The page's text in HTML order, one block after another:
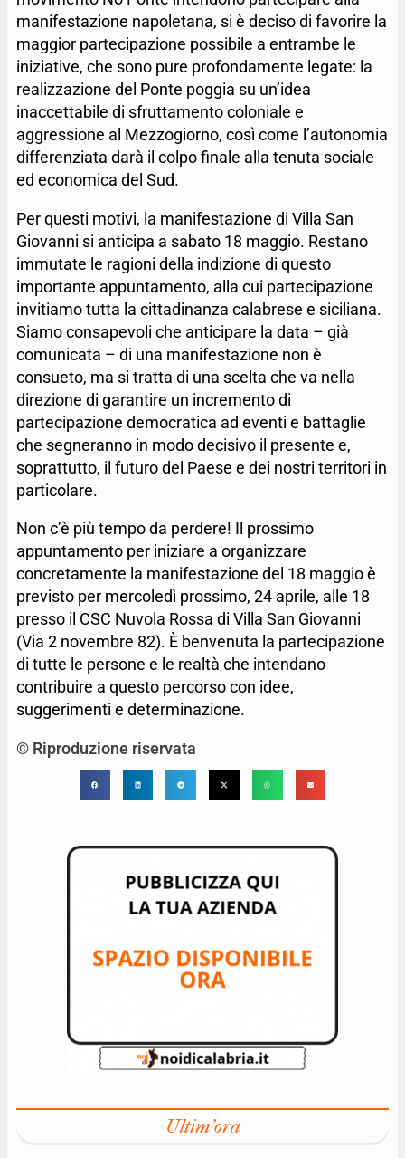
manifestazione napoletana, si è deciso di favorire la
maggior partecipazione possibile a entrambe le
iniziative, che sono pure profondamente legate: la
realizzazione del Ponte poggia su un’idea
inaccettabile di sfruttamento coloniale e
aggressione al Mezzogiorno, così come l’autonomia
differenziata darà il colpo finale alla tenuta sociale
ed economica del Sud.
Per questi motivi, la manifestazione di Villa San
Giovanni si anticipa a sabato 18 maggio. Restano
immutate le ragioni della indizione di questo
importante appuntamento, alla cui partecipazione
invitiamo tutta la cittadinanza calabrese e siciliana.
Siamo consapevoli che anticipare la data – già
comunicata – di una manifestazione non è
consueto, ma si tratta di una scelta che va nella
direzione di garantire un incremento di
partecipazione democratica ad eventi e battaglie
che segneranno in modo decisivo il presente e,
soprattutto, il futuro del Paese e dei nostri territori in
particolare.
Non c’è più tempo da perdere! Il prossimo
appuntamento per iniziare a organizzare
concretamente la manifestazione del 18 maggio è
previsto per mercoledì prossimo, 24 aprile, alle 18
presso il CSC Nuvola Rossa di Villa San Giovanni
(Via 2 novembre 82). È benvenuta la partecipazione
di tutte le persone e le realtà che intendano
contribuire a questo percorso con idee,
suggerimenti e determinazione.
© Riproduzione riservata
Ultim'ora